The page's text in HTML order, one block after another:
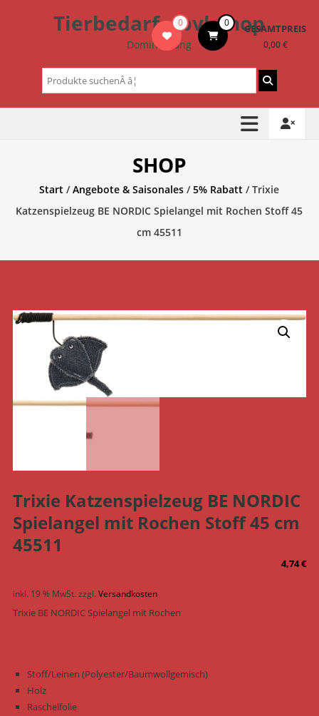
Tierbedarf – bvl-Shop
Dominik Lang
0 0 GESAMTPREIS
0,00 €
Suchen
nach:
SHOP
Start /Angebote & Saisonales /5% Rabatt / Trixie
Katzenspielzeug BE NORDIC Spielangel mit Rochen Stoff 45
cm 45511
Trixie Katzenspielzeug BE NORDIC
Spielangel mit Rochen Stoff 45 cm
45511
4,74€
inkl. 19 % MwSt.zzgl.Versandkosten
Trixie BE NORDIC Spielangel mit Rochen
Stoff/Leinen (Polyester/Baumwollgemisch)
Holz
Raschelfolie